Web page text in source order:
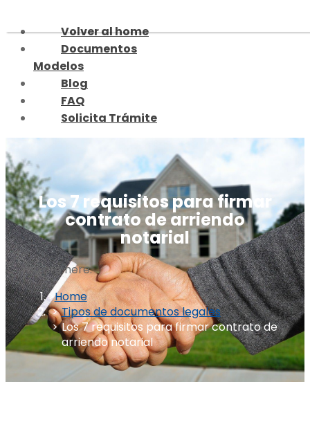
to
content
Volver al home
Documentos
Modelos
Blog
FAQ
Solicita Trámite
Los 7 requisitos para firmar
contrato de arriendo
notarial
You are here:
Home
Tipos de documentos legales
Los 7 requisitos para firmar contrato de
arriendo notarial